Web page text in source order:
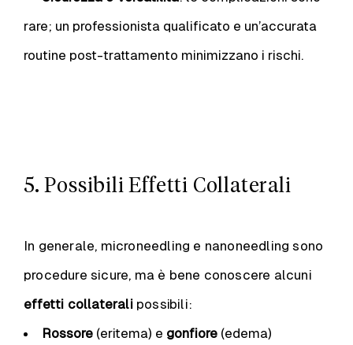
rare; un professionista qualificato e un’accurata
routine post-trattamento minimizzano i rischi.
5. Possibili Effetti Collaterali
In generale, microneedling e nanoneedling sono
procedure sicure, ma è bene conoscere alcuni
effetti collateralipossibili:
Rossore (eritema) e gonfiore (edema)